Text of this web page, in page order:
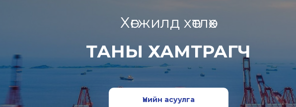
Хөгжилд хөтлөх
ТАНЫ ХАМТРАГЧ
Үнийн асуулга